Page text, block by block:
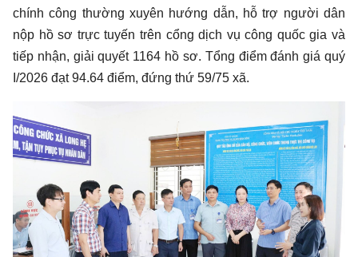
chính công thường xuyên hướng dẫn, hỗ trợ người dân
nộp hồ sơ trực tuyến trên cổng dịch vụ công quốc gia và
tiếp nhận, giải quyết 1164 hồ sơ. Tổng điểm đánh giá quý
I/2026 đạt 94.64 điểm, đứng thứ 59/75 xã.